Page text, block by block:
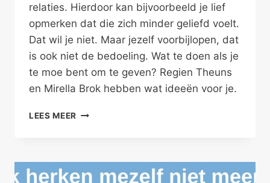
relaties. Hierdoor kan bijvoorbeeld je lief
opmerken dat die zich minder geliefd voelt.
Dat wil je niet. Maar jezelf voorbijlopen, dat
is ook niet de bedoeling. Wat te doen als je
te moe bent om te geven? Regien Theuns
en Mirella Brok hebben wat ideeën voor je.
LEES MEER TE
GEVEN